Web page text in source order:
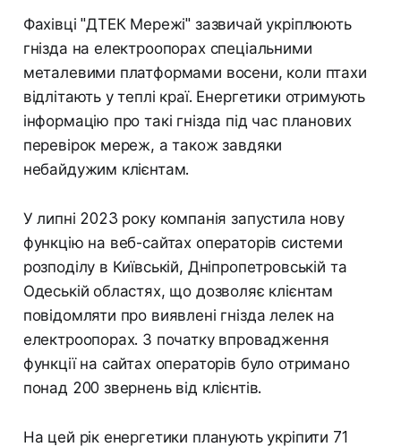
Фахівці "ДТЕК Мережі" зазвичай укріплюють
гнізда на електроопорах спеціальними
металевими платформами восени, коли птахи
відлітають у теплі краї. Енергетики отримують
інформацію про такі гнізда під час планових
перевірок мереж, а також завдяки
небайдужим клієнтам.
У липні 2023 року компанія запустила нову
функцію на веб-сайтах операторів системи
розподілу в Київській, Дніпропетровській та
Одеській областях, що дозволяє клієнтам
повідомляти про виявлені гнізда лелек на
електроопорах. З початку впровадження
функції на сайтах операторів було отримано
понад 200 звернень від клієнтів.
На цей рік енергетики планують укріпити 71